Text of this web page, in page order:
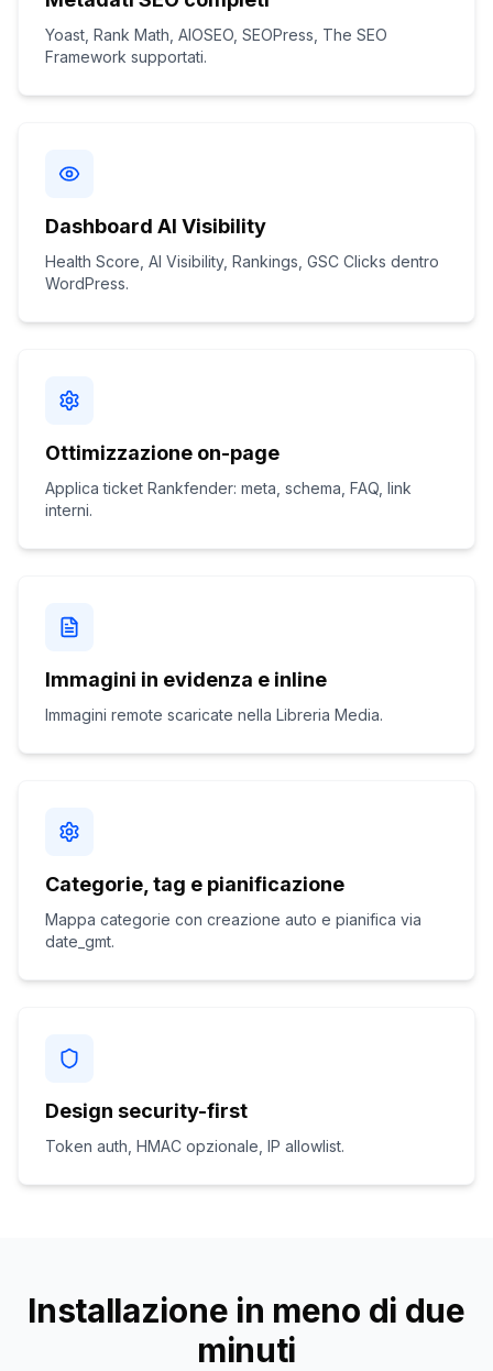
Yoast, Rank Math, AIOSEO, SEOPress, The SEO
Framework supportati.
Dashboard AI Visibility
Health Score, AI Visibility, Rankings, GSC Clicks dentro
WordPress.
Ottimizzazione on-page
Applica ticket Rankfender: meta, schema, FAQ, link
interni.
Immagini in evidenza e inline
Immagini remote scaricate nella Libreria Media.
Categorie, tag e pianificazione
Mappa categorie con creazione auto e pianifica via
date_gmt.
Design security-first
Token auth, HMAC opzionale, IP allowlist.
Installazione in meno di due
minuti